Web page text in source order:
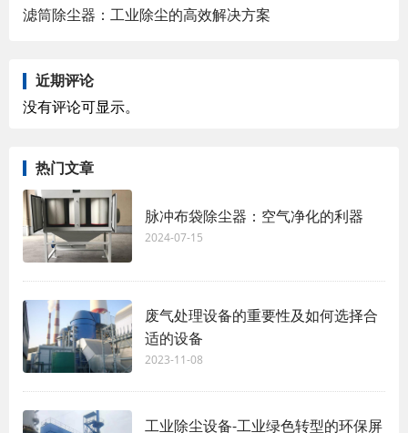
滤筒除尘器：工业除尘的高效解决方案
近期评论
没有评论可显示。
热门文章
脉冲布袋除尘器：空气净化的利器
2024-07-15
废气处理设备的重要性及如何选择合
适的设备
2023-11-08
工业除尘设备-工业绿色转型的环保屏